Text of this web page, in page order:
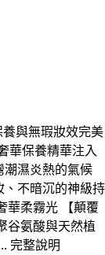
與無瑕妝效完美
華保養精華注入
濕炎熱的氣候
不暗沉的神級持
華柔霧光 【顛覆
谷氨酸與天然植
完整說明